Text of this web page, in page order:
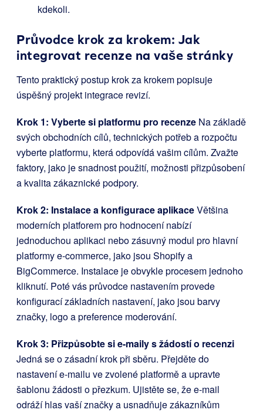
kdekoli.
Průvodce krok za krokem: Jak
integrovat recenze na vaše stránky
Tento praktický postup krok za krokem popisuje
úspěšný projekt integrace revizí.
Krok 1: Vyberte si platformu pro recenze Na základě
svých obchodních cílů, technických potřeb a rozpočtu
vyberte platformu, která odpovídá vašim cílům. Zvažte
faktory, jako je snadnost použití, možnosti přizpůsobení
a kvalita zákaznické podpory.
Krok 2: Instalace a konfigurace aplikaceVětšina
moderních platforem pro hodnocení nabízí
jednoduchou aplikaci nebo zásuvný modul pro hlavní
platformy e-commerce, jako jsou Shopify a
BigCommerce. Instalace je obvykle procesem jednoho
kliknutí. Poté vás průvodce nastavením provede
konfigurací základních nastavení, jako jsou barvy
značky, logo a preference moderování.
Krok 3: Přizpůsobte si e-maily s žádostí o recenzi
Jedná se o zásadní krok při sběru. Přejděte do
nastavení e-mailu ve zvolené platformě a upravte
šablonu žádosti o přezkum. Ujistěte se, že e-mail
odráží hlas vaší značky a usnadňuje zákazníkům